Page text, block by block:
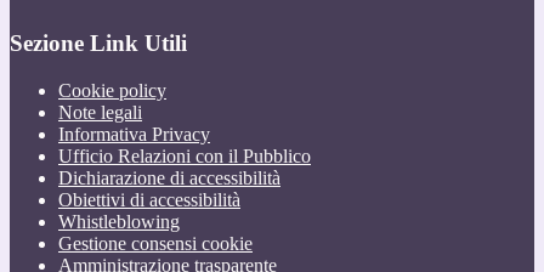
Sezione Link Utili
Cookie policy
Note legali
Informativa Privacy
Ufficio Relazioni con il Pubblico
Dichiarazione di accessibilità
Obiettivi di accessibilità
Whistleblowing
Gestione consensi cookie
Amministrazione trasparente